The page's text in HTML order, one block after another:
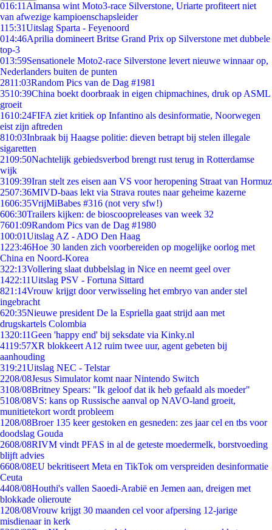
016:11 Almansa wint Moto3-race Silverstone, Uriarte profiteert niet
van afwezige kampioenschapsleider
115:31Uitslag Sparta - Feyenoord
014:46Aprilia domineert Britse Grand Prix op Silverstone met dubbele
top-3
013:59Sensationele Moto2-race Silverstone levert nieuwe winnaar op,
Nederlanders buiten de punten
2811:03Random Pics van de Dag #1981
3510:39China boekt doorbraak in eigen chipmachines, druk op ASML
groeit
1610:24FIFA ziet kritiek op Infantino als desinformatie, Noorwegen
eist zijn aftreden
810:03Inbraak bij Haagse politie: dieven betrapt bij stelen illegale
sigaretten
2109:50Nachtelijk gebiedsverbod brengt rust terug in Rotterdamse
wijk
3109:39Iran stelt zes eisen aan VS voor heropening Straat van Hormuz
2507:36MIVD-baas lekt via Strava routes naar geheime kazerne
1606:35VrijMiBabes #316 (not very sfw!)
606:30Trailers kijken: de bioscoopreleases van week 32
7601:09Random Pics van de Dag #1980
100:01Uitslag AZ - ADO Den Haag
1223:46Hoe 30 landen zich voorbereiden op mogelijke oorlog met
China en Noord-Korea
322:13Vollering slaat dubbelslag in Nice en neemt geel over
1422:11Uitslag PSV - Fortuna Sittard
821:14Vrouw krijgt door verwisseling het embryo van ander stel
ingebracht
620:35Nieuwe president De la Espriella gaat strijd aan met
drugskartels Colombia
1320:11Geen 'happy end' bij seksdate via Kinky.nl
4119:57XR blokkeert A12 ruim twee uur, agent gebeten bij
aanhouding
319:21Uitslag NEC - Telstar
2208/08Jesus Simulator komt naar Nintendo Switch
3108/08Britney Spears: "Ik geloof dat ik heb gefaald als moeder"
5108/08VS: kans op Russische aanval op NAVO-land groeit,
munitietekort wordt probleem
1208/08Broer 135 keer gestoken en gesneden: zes jaar cel en tbs voor
doodslag Gouda
2608/08RIVM vindt PFAS in al de geteste moedermelk, borstvoeding
blijft advies
6608/08EU bekritiseert Meta en TikTok om verspreiden desinformatie
Ceuta
4408/08Houthi's vallen Saoedi-Arabië en Jemen aan, dreigen met
blokkade olieroute
1208/08Vrouw krijgt 30 maanden cel voor afpersing 12-jarige
misdienaar in kerk